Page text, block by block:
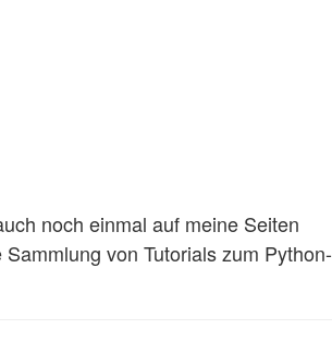
noch einmal auf meine Seiten
von Tutorials zum Python-